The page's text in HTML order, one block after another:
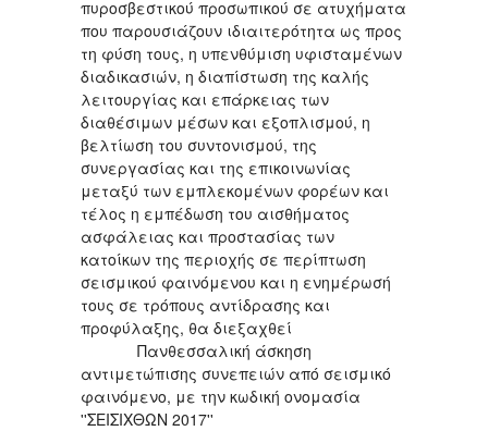
πυροσβεστικού προσωπικού σε ατυχήματα
που παρουσιάζουν ιδιαιτερότητα ως προς
τη φύση τους, η υπενθύμιση υφισταμένων
διαδικασιών, η διαπίστωση της καλής
λειτουργίας και επάρκειας των
διαθέσιμων μέσων και εξοπλισμού, η
βελτίωση του συντονισμού, της
συνεργασίας και της επικοινωνίας
μεταξύ των εμπλεκομένων φορέων και
τέλος η εμπέδωση του αισθήματος
ασφάλειας και προστασίας των
κατοίκων της περιοχής σε περίπτωση
σεισμικού φαινόμενου και η ενημέρωσή
τους σε τρόπους αντίδρασης και
προφύλαξης, θα διεξαχθεί
Πανθεσσαλική άσκηση
αντιμετώπισης συνεπειών από σεισμικό
φαινόμενο, με την κωδική ονομασία
''ΣΕΙΣΙΧΘΩΝ 2017''